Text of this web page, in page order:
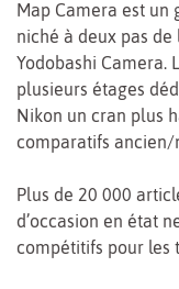
Map Camera est un
niché à deux pas
Yodobashi Camera.
plusieurs étages
Nikon un cran plus
comparatifs ancien/
Plus de 20 000
d’occasion en état
compétitifs pour les